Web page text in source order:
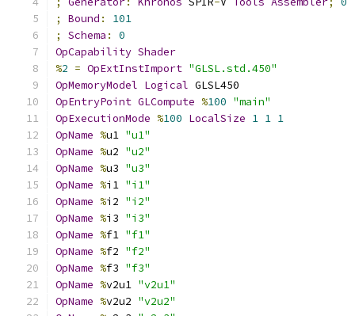
;
Bound :
101
;
Schema :
0
OpCapability Shader
%2 = OpExtInstImport "GLSL.std.450"
OpMemoryModel Logical GLSL450
OpEntryPoint GLCompute %100 "main"
OpExecutionMode %100 LocalSize 1 1 1
OpName %u1 "u1"
OpName %u2 "u2"
OpName %u3 "u3"
OpName %i1 "i1"
OpName %i2 "i2"
OpName %i3 "i3"
OpName %f1 "f1"
OpName %f2 "f2"
OpName %f3 "f3"
OpName %v2u1 "v2u1"
OpName %v2u2 "v2u2"